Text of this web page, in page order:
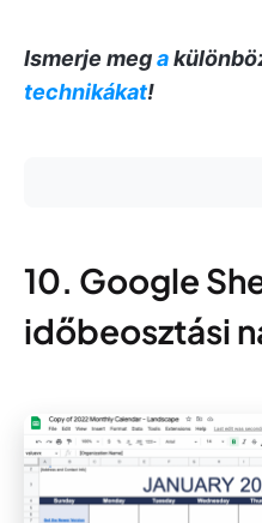
Ismerje mega
technikákat!
10. Google
időbeosztási